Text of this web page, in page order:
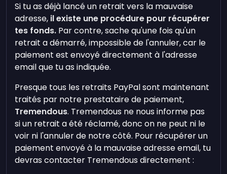
Si tu as déjà lancé un retrait vers la mauvaise
adresse, il existe une procédure pour récupérer
tes fonds. Par contre, sache qu'une fois qu'un
retrait a démarré, impossible de l'annuler, car le
paiement est envoyé directement à l'adresse
email que tu as indiquée.
Presque tous les retraits PayPal sont maintenant
traités par notre prestataire de paiement,
Tremendous. Tremendous ne nous informe pas
si un retrait a été réclamé, donc on ne peut ni le
voir ni l'annuler de notre côté. Pour récupérer un
paiement envoyé à la mauvaise adresse email, tu
devras contacter Tremendous directement :